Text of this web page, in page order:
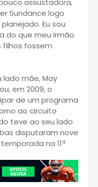
assustadora,
Sundance logo
Eu sou
do que meu irmão
fossem
lado mãe, May
em 2009, o
de um programa
ao circuito
teve ao seu lado
disputaram nove
na 11ª